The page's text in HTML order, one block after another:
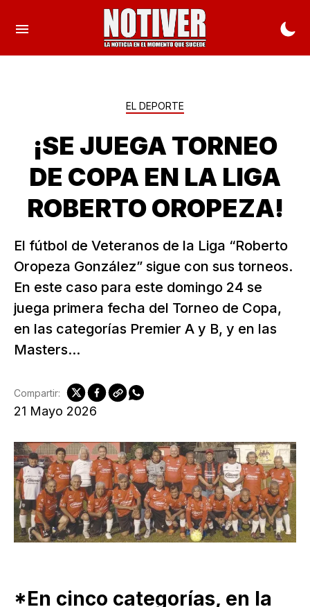
EL DEPORTE
¡SE JUEGA TORNEO
DE COPA EN LA LIGA
ROBERTO OROPEZA!
El fútbol de Veteranos de la Liga “Roberto
Oropeza González” sigue con sus torneos.
En este caso para este domingo 24 se
juega primera fecha del Torneo de Copa,
en las categorías Premier A y B, y en las
Masters...
21 Mayo 2026
Compartir:
*En cinco categorías, en la